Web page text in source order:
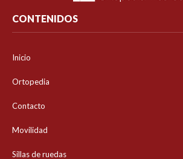
CONTENIDOS
Inicio
Ortopedia
Contacto
Movilidad
Sillas de ruedas